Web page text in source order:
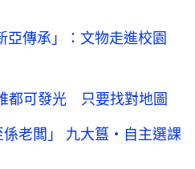
亞傳承」：文物走進校園
都可發光 只要找對地圖
老闆」 九大簋・自主選課